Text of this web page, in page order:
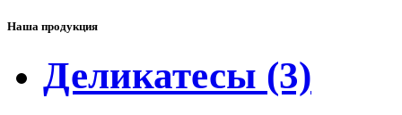
Наша продукция
Деликатесы (3)